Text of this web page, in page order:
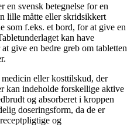
en svensk betegnelse for en
lille måtte eller skridsikkert
som f.eks. et bord, for at give en
kan have
give en bedre greb om tabletten
eller kosttilskud, der
kan indeholde forskellige aktive
og absorberet i kroppen
doseringsform, da de er
og